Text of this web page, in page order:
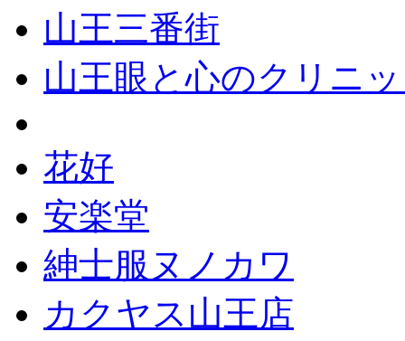
山王三番街
山王眼と心のクリニ
花好
安楽堂
紳士服ヌノカワ
カクヤス山王店